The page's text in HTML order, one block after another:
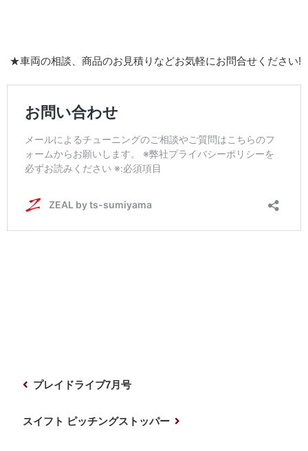
★車両の相談、商品のお見積りなどお気軽にお問合せください!
プレイドライブ7月号
スイフト ピッチングストッパー